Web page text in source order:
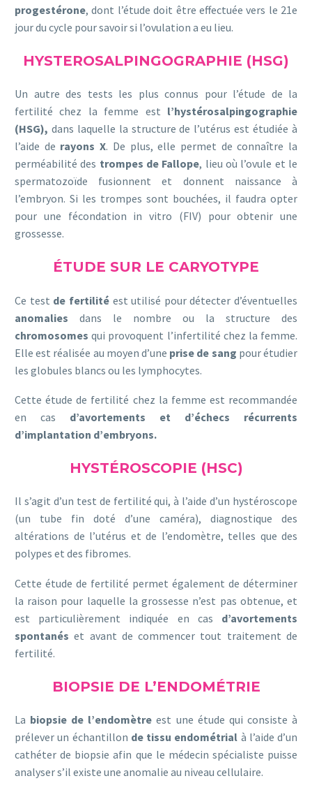
progestérone, dont l’étude doit être effectuée vers le 21e
jour du cycle pour savoir si l’ovulation a eu lieu.
HYSTEROSALPINGOGRAPHIE (HSG)
Un autre des tests les plus connus pour l’étude de la
fertilité chez la femme est l’hystérosalpingographie
(HSG), dans laquelle la structure de l’utérus est étudiée à
l’aide de rayons X. De plus, elle permet de connaître la
perméabilité des trompes de Fallope, lieu où l’ovule et le
spermatozoïde fusionnent et donnent naissance à
l’embryon. Si les trompes sont bouchées, il faudra opter
pour une fécondation in vitro (FIV) pour obtenir une
grossesse.
ÉTUDE SUR LE CARYOTYPE
Ce test de fertilitéest utilisé pour détecter d’éventuelles
anomalies dans le nombre ou la structure des
chromosomesqui provoquent l’infertilité chez la femme.
Elle est réalisée au moyen d’une prise de sang pour étudier
les globules blancs ou les lymphocytes.
Cette étude de fertilité chez la femme est recommandée
en cas d’avortements et d’échecs récurrents
d’implantation d’embryons.
HYSTÉROSCOPIE (HSC)
Il s’agit d’un test de fertilité qui, à l’aide d’un hystéroscope
(un tube fin doté d’une caméra), diagnostique des
altérations de l’utérus et de l’endomètre, telles que des
polypes et des fibromes.
Cette étude de fertilité permet également de déterminer
la raison pour laquelle la grossesse n’est pas obtenue, et
est particulièrement indiquée en cas d’avortements
spontanés et avant de commencer tout traitement de
fertilité.
BIOPSIE DE L’ENDOMÉTRIE
La biopsie de l’endomètre est une étude qui consiste à
prélever un échantillon de tissu endométrial à l’aide d’un
cathéter de biopsie afin que le médecin spécialiste puisse
analyser s’il existe une anomalie au niveau cellulaire.